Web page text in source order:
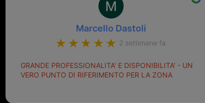
Marcello Dastoli
2 settimane fa
GRANDE PROFESSIONALITA' E DISPONIBILITA' - UN
VERO PUNTO DI RIFERIMENTO PER LA ZONA